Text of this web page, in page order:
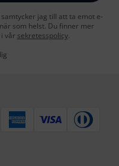
jag till att ta emot e-
som helst. Du finner mer
vår sekretesspolicy.